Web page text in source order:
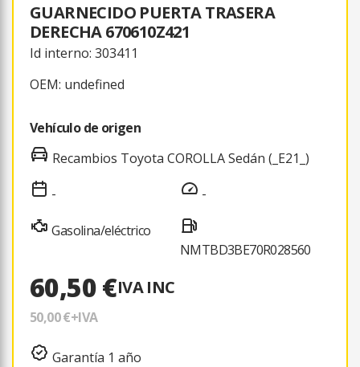
GUARNECIDO PUERTA TRASERA
DERECHA 670610Z421
Id interno: 303411
OEM: undefined
Vehículo de origen
Recambios Toyota COROLLA Sedán (_E21_)
-
Gasolina/eléctrico
-
NMTBD3BE70R028560
60,50 €IVA INC
50,00 €+IVA
Garantía 1 año